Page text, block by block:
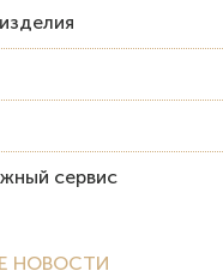
НОВОСТИ
сервис